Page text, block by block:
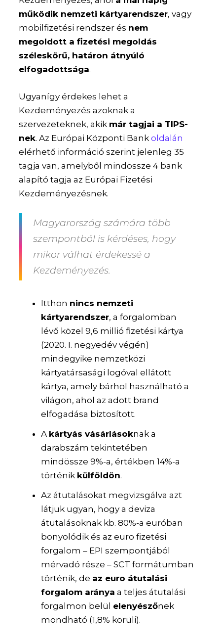
működik nemzeti kártyarendszer, vagy
mobilfizetési rendszer és nem
megoldott a fizetési megoldás
széleskörű, határon átnyúló
elfogadottsága.
Ugyanígy érdekes lehet a
Kezdeményezés azoknak a
szervezeteknek, akik már tagjai a TIPS-
nek. Az Európai Központi Bankoldalán
elérhető információ szerint jelenleg 35
tagja van, amelyből mindössze 4 bank
alapító tagja az Európai Fizetési
Kezdeményezésnek.
Magyarország számára több
szempontból is kérdéses, hogy
mikor válhat érdekessé a
Kezdeményezés.
Itthon nincs nemzeti
kártyarendszer, a forgalomban
lévő közel 9,6 millió fizetési kártya
(2020. I. negyedév végén)
mindegyike nemzetközi
kártyatársasági logóval ellátott
kártya, amely bárhol használható a
világon, ahol az adott brand
elfogadása biztosított.
A kártyás vásárlásoknak a
darabszám tekintetében
mindössze 9%-a, értékben 14%-a
történik külföldön.
Az átutalásokat megvizsgálva azt
látjuk ugyan, hogy a deviza
átutalásoknak kb. 80%-a euróban
bonyolódik és az euro fizetési
forgalom – EPI szempontjából
mérvadó része – SCT formátumban
történik, de az euro átutalási
forgalom aránya a teljes átutalási
forgalmon belül elenyészőnek
mondható (1,8% körüli).